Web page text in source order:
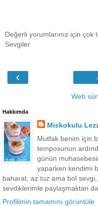
Değerli yorumlarınız için çok
Sevgiler
‹
Web
Hakkımda
Miskokulu
Mutfak benim için
temposunun
günün
yaparken kendimi
baharat, az tuz ama bol
sevdiklerimle paylaşmaktan da
Profilimin tamamını görüntüle